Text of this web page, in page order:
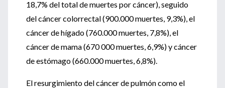
18,7% del total de muertes por cáncer), seguido
del cáncer colorrectal (900.000 muertes, 9,3%), el
cáncer de hígado (760.000 muertes, 7,8%), el
cáncer de mama (670 000 muertes, 6,9%) y cáncer
de estómago (660.000 muertes, 6,8%).
El resurgimiento del cáncer de pulmón como el